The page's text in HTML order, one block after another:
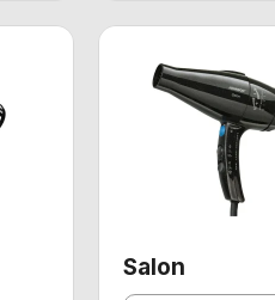
Salon